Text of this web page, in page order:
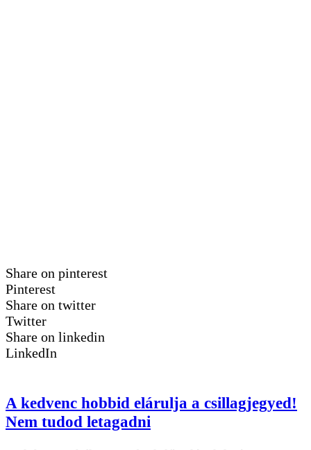
Share on pinterest
Pinterest
Share on twitter
Twitter
Share on linkedin
LinkedIn
A kedvenc hobbid elárulja a csillagjegyed!
Nem tudod letagadni